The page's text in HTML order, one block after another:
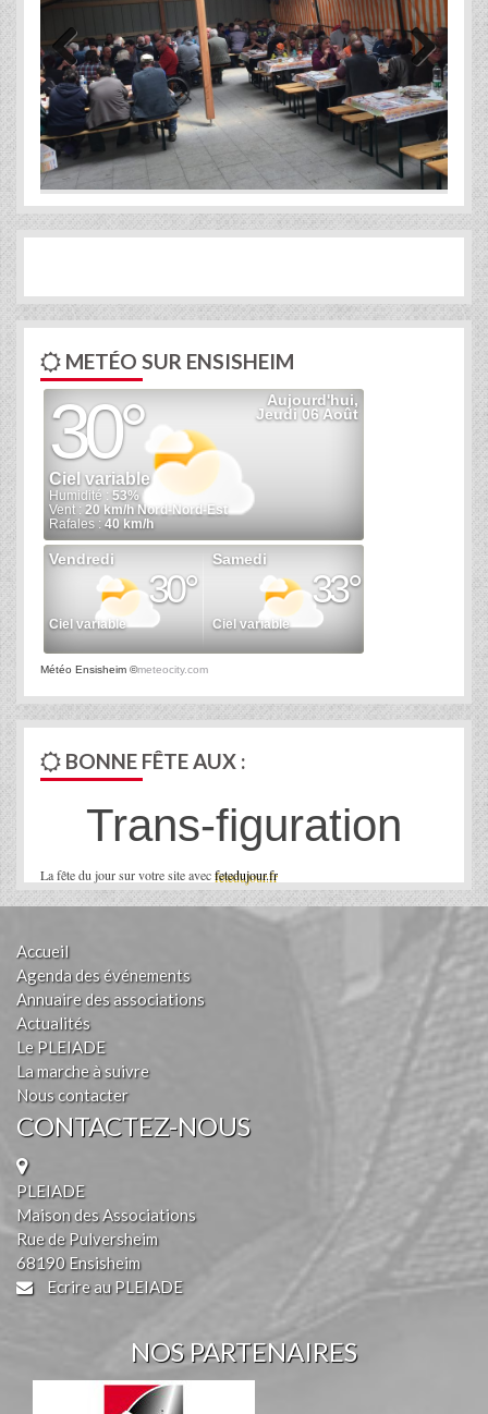
Previous Next
METÉO SUR ENSISHEIM
Météo Ensisheim ©meteocity.com
BONNE FÊTE AUX :
La fête du jour sur votre site avecfetedujour.fr
Trans-figuration
Accueil
Agenda des événements
Annuaire des associations
Actualités
Le PLEIADE
La marche à suivre
Nous contacter
CONTACTEZ-NOUS
PLEIADE
Maison des Associations
Rue de Pulversheim
68190 Ensisheim
Ecrire au PLEIADE
NOS PARTENAIRES